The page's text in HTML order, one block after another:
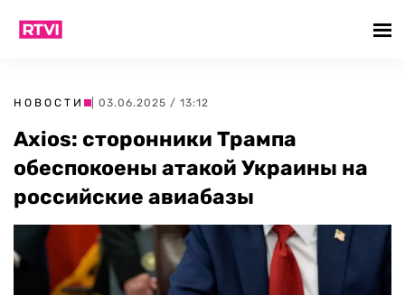
НОВОСТИ | 03.06.2025 / 13:12
Axios: сторонники Трампа
обеспокоены атакой Украины на
российские авиабазы